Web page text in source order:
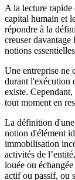
A la lecture rapide
capital humain et
répondre à la
creuser
notions
Une entreprise ne
durant l'exécution
existe.
tout moment en
La définition
notion d'élément
immobilisation
activités de
louée ou
actif ou passif, ou